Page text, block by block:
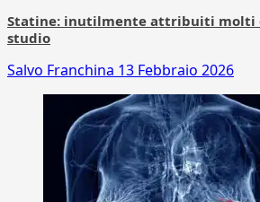
Statine: inutilmente attribuiti molti
studio
Salvo Franchina 13 Febbraio 2026